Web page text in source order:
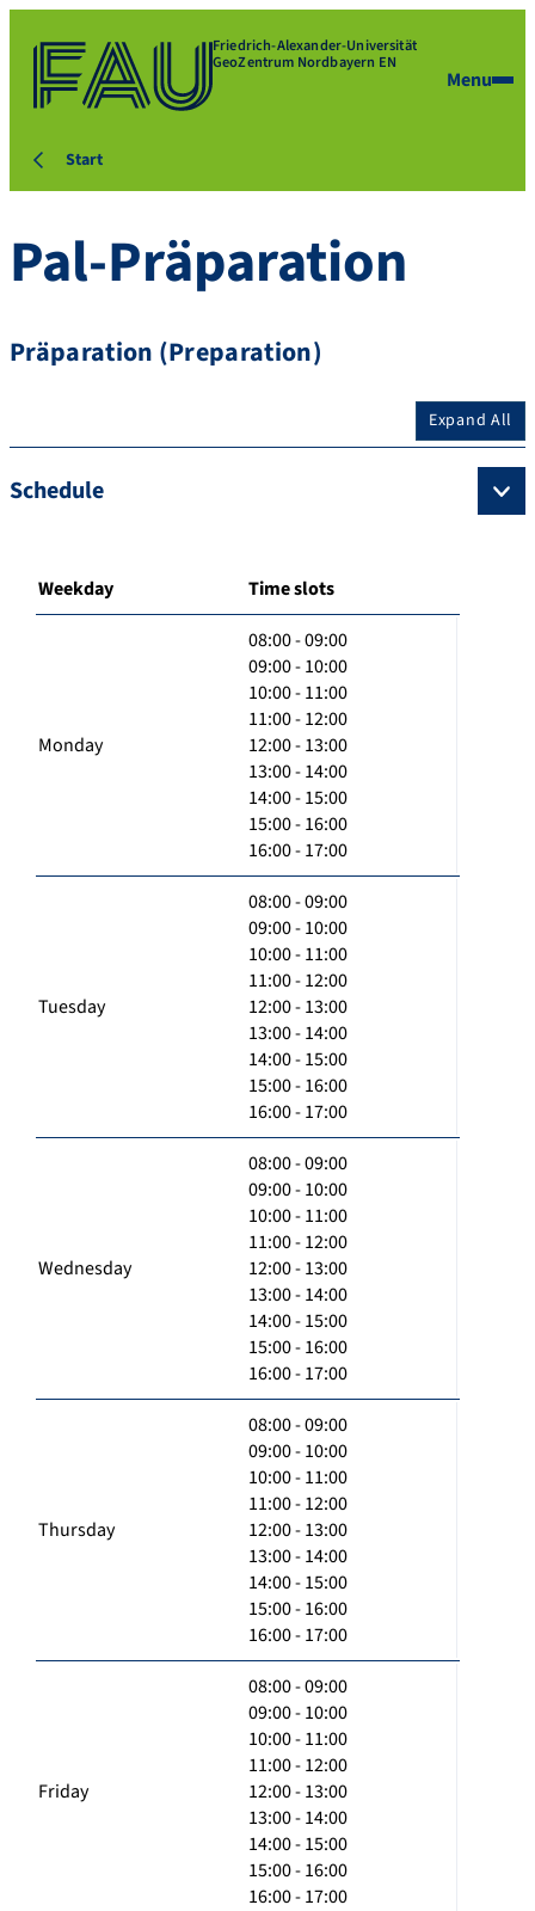
Friedrich-Alexander-Universität
GeoZentrum Nordbayern EN
Menu
Start
Pal-Präparation
Präparation (Preparation)
Expand All
Schedule
Weekday Time slots
Monday
08:00 - 09:00
09:00 - 10:00
10:00 - 11:00
11:00 - 12:00
12:00 - 13:00
13:00 - 14:00
14:00 - 15:00
15:00 - 16:00
16:00 - 17:00
Tuesday
08:00 - 09:00
09:00 - 10:00
10:00 - 11:00
11:00 - 12:00
12:00 - 13:00
13:00 - 14:00
14:00 - 15:00
15:00 - 16:00
16:00 - 17:00
Wednesday
08:00 - 09:00
09:00 - 10:00
10:00 - 11:00
11:00 - 12:00
12:00 - 13:00
13:00 - 14:00
14:00 - 15:00
15:00 - 16:00
16:00 - 17:00
Thursday
08:00 - 09:00
09:00 - 10:00
10:00 - 11:00
11:00 - 12:00
12:00 - 13:00
13:00 - 14:00
14:00 - 15:00
15:00 - 16:00
16:00 - 17:00
Friday
08:00 - 09:00
09:00 - 10:00
10:00 - 11:00
11:00 - 12:00
12:00 - 13:00
13:00 - 14:00
14:00 - 15:00
15:00 - 16:00
16:00 - 17:00